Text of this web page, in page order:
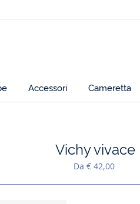
Accessori Cameretta
Vichy vivace
Da € 42,00